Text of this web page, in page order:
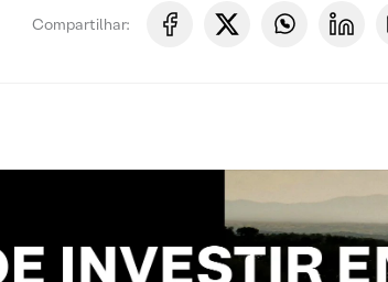
Compartilhar: